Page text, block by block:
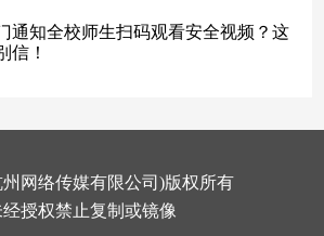
通知全校师生扫码观看安全视频？这
信！
网络传媒有限公司)版权所有
经授权禁止复制或镜像